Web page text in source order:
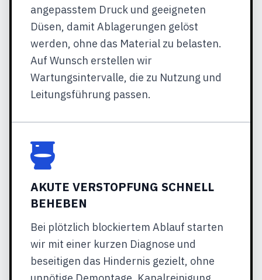
angepasstem Druck und geeigneten
Düsen, damit Ablagerungen gelöst
werden, ohne das Material zu belasten.
Auf Wunsch erstellen wir
Wartungsintervalle, die zu Nutzung und
Leitungsführung passen.
AKUTE VERSTOPFUNG SCHNELL
BEHEBEN
Bei plötzlich blockiertem Ablauf starten
wir mit einer kurzen Diagnose und
beseitigen das Hindernis gezielt, ohne